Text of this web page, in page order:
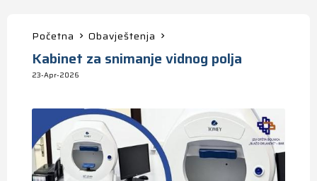
Početna Obavještenja
Kabinet za snimanje vidnog polja
23-Apr-2026